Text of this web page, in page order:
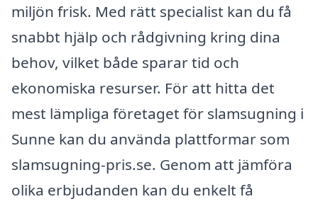
miljön frisk. Med rätt specialist kan du få
snabbt hjälp och rådgivning kring dina
behov, vilket både sparar tid och
ekonomiska resurser. För att hitta det
mest lämpliga företaget för slamsugning i
Sunne kan du använda plattformar som
slamsugning-pris.se. Genom att jämföra
olika erbjudanden kan du enkelt få